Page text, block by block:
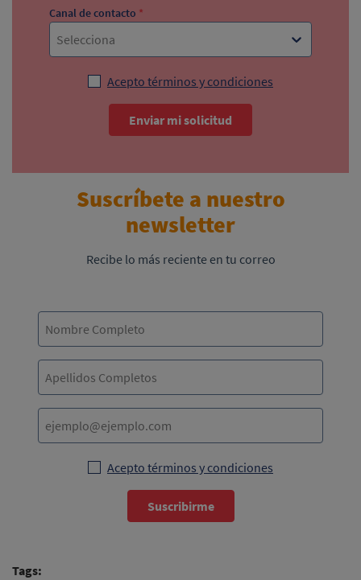
Canal de contacto *
Selecciona
Acepto términos y condiciones
Enviar mi solicitud
Suscríbete a nuestro
newsletter
Recibe lo más reciente en tu correo
Acepto términos y condiciones
Suscribirme
Tags: